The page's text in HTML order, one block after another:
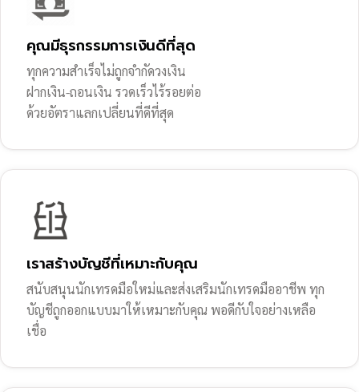
คุณมีธุรกรรมการเงินดีที่สุด
ทุกความสำเร็จไม่ถูกจำกัดวงเงิน
ฝากเงิน-ถอนเงิน รวดเร็วไร้รอยต่อ
ด้วยอัตราแลกเปลี่ยนที่ดีที่สุด
เราสร้างบัญชีที่เหมาะกับคุณ
สนับสนุนนักเทรดมือใหม่และส่งเสริมนักเทรดมืออาชีพ ทุก
บัญชีถูกออกแบบมาให้เหมาะกับคุณ พอดีกับใจอย่างเหลือ
เชื่อ